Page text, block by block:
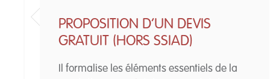
PROPOSITION D’UN DEVIS
GRATUIT (HORS SSIAD)
Il formalise les éléments essentiels de la